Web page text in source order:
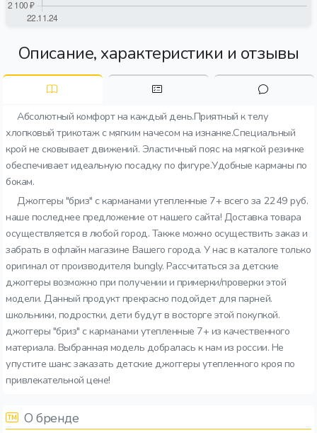
Описание, характеристики и отзывы
Абсолютный комфорт на каждый день.Приятный к телу
хлопковый трикотаж с мягким начесом на изнанке.Специальный
крой не сковывает движений. Эластичный пояс на мягкой резинке
обеспечивает идеальную посадку по фигуре.Удобные карманы по
бокам.
Джоггеры "бриз" с карманами утепленные 7+ всего за 2249 руб.
наше последнее предложение от нашего сайта! Доставка товара
осуществляется в любой город. Также можно осуществить заказ и
забрать в офлайн магазине Вашего города. У нас в каталоге только
оригинал от производителя bungly. Рассчитаться за детские
джоггеры возможно при получении и примерки/проверки этой
модели. Данный продукт прекрасно подойдет для парней.
школьники, подростки, дети будут в восторге этой покупкой.
джоггеры "бриз" с карманами утепленные 7+ из качественного
материала. Выбранная модель добралась к нам из россии. Не
упустите шанс заказать детские джоггеры утепленного кроя по
привлекательной цене!
О бренде